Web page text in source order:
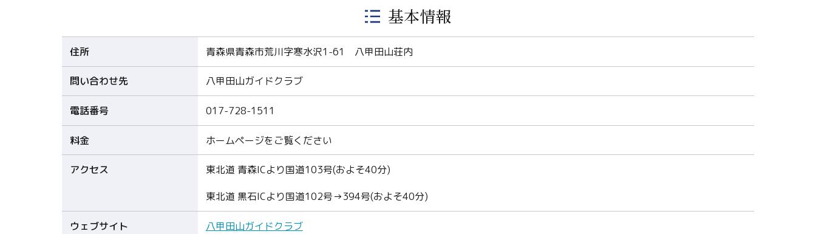
基本情報
住所 青森県青森市荒川字寒水沢1-61 八甲田山荘内
問い合わせ先 八甲田山ガイドクラブ
電話番号 017-728-1511
料金 ホームページをご覧ください
アクセス
東北道 青森ICより国道103号(およそ40分)
東北道 黒石ICより国道102号→394号(およそ40分)
ウェブサイト 八甲田山ガイドクラブ